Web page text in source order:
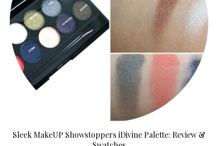
Sleek MakeUP Showstoppers iDivine Palette: Review &